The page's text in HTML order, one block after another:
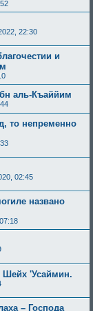
22:30
и
аль-Къаййим
то непременно
02:45
названо
Шейх 'Усаймин.
– Господа